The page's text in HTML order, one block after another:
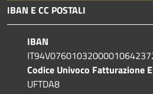
IBAN E CC POSTALI
IBAN
Codice Univoco Fatturazione
UFTDA8